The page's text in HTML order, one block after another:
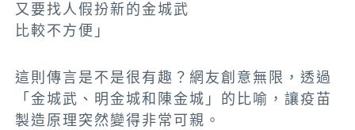
又要找人假扮新的金城武
比較不方便」
這則傳言是不是很有趣？網友創意無限，透過
「金城武、明金城和陳金城」的比喻，讓疫苗
製造原理突然變得非常可親。